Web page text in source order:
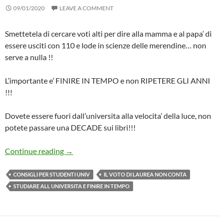
09/01/2020 LEAVE A COMMENT
Smettetela di cercare voti alti per dire alla mamma e al papa’ di
essere usciti con 110 e lode in scienze delle merendine… non
serve a nulla !!
L’importante e’ FINIRE IN TEMPO e non RIPETERE GLI ANNI
!!!
Dovete essere fuori dall’universita alla velocita’ della luce, non
potete passare una DECADE sui libri!!!
Continue reading Il voto di Laurea non conta NULLA: DATEVI
→
CONSIGLI PER STUDENTI UNIV
IL VOTO DI LAUREA NON CONTA
STUDIARE ALL UNIVERSITA E FINIRE IN TEMPO